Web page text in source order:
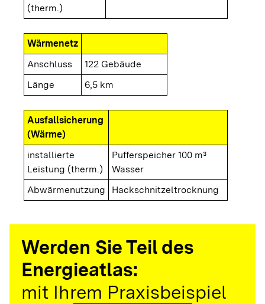
(therm.)
Wärmenetz
Anschluss
122 Gebäude
Länge
6,5 km
Ausfallsicherung
(Wärme)
installierte
Leistung (therm.)
Pufferspeicher 100 m³
Wasser
Abwärmenutzung
Hackschnitzeltrocknung
Werden Sie Teil des
Energieatlas:
mit Ihrem Praxisbeispiel